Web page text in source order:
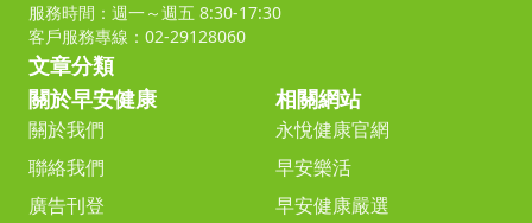
服務時間：週一～週五 8:30-17:30
客戶服務專線：02-29128060
文章分類
關於早安健康
關於我們
聯絡我們
廣告刊登
相關網站
永悅健康官網
早安樂活
早安健康嚴選